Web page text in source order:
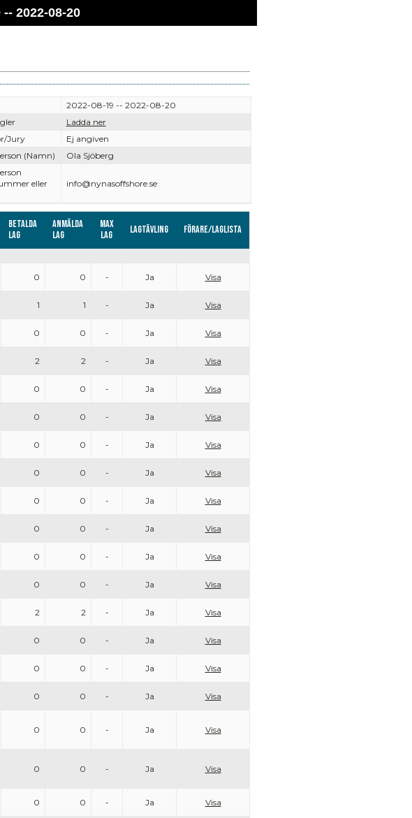
2022-08-20
2022-08-19 -- 2022-08-20
Ladda ner
Jury
Ej angiven
(Namn)
Ola Sjöberg
eller
info@nynasoffshore.se
Betalda
lag
Anmälda
lag
Max
lag
Lagtävling Förare/Laglista
0 0 - Ja Visa
1 1 - Ja Visa
0 0 - Ja Visa
2 2 - Ja Visa
0 0 - Ja Visa
0 0 - Ja Visa
0 0 - Ja Visa
0 0 - Ja Visa
0 0 - Ja Visa
0 0 - Ja Visa
0 0 - Ja Visa
0 0 - Ja Visa
2 2 - Ja Visa
0 0 - Ja Visa
0 0 - Ja Visa
0 0 - Ja Visa
0 0 - Ja Visa
0 0 - Ja Visa
0 0 - Ja Visa